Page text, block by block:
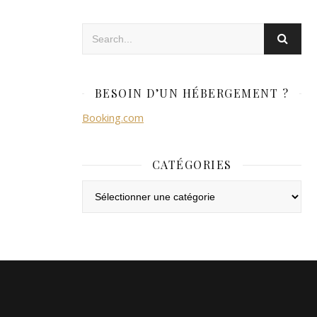
BESOIN D’UN HÉBERGEMENT ?
Booking.com
CATÉGORIES